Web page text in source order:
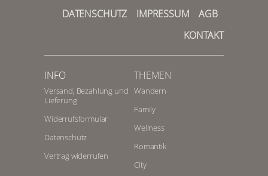
DATENSCHUTZ
IMPRESSUM
AGB
KONTAKT
INFO
Versand, Bezahlung und
Lieferung
Widerrufsformular
Datenschutz
Vertrag widerrufen
THEMEN
Wandern
Family
Wellness
Romantik
City